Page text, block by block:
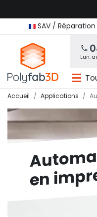
SAV /
Lun.
Accueil Applications
en